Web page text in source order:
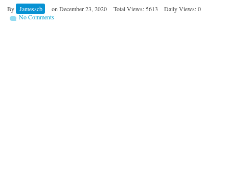
By Jamesscb on December 23, 2020 Total Views: 5613
Daily Views: 0
No Comments